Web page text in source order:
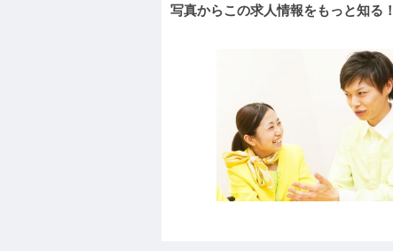
写真からこの求人情報をもっと知る！